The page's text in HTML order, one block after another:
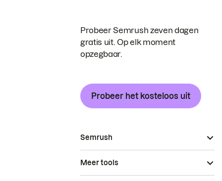
Probeer Semrush zeven dagen
gratis uit. Op elk moment
opzegbaar.
Probeer het kosteloos uit
Semrush
Meer tools